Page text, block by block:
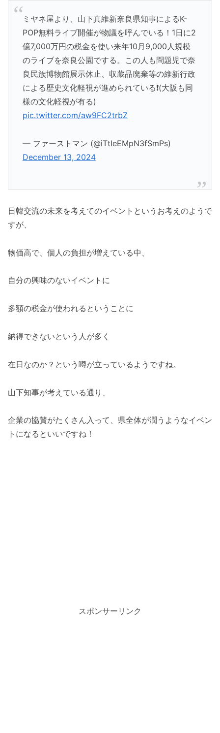
ミヤネ屋より、山下真維新奈良県知事によるK-
POP無料ライブ開催が物議を呼んでいる！1日に2
億7,000万円の税金を使い来年10月9,000人規模
のライブを奈良公園でする。この人も問題児で奈
良民族博物館展示休止、収蔵品廃棄等の維新行政
による歴史文化軽視が進められている❗(大阪も同
様の文化軽視が有る)
pic.twitter.com/aw9FC2trbZ
— ファーストマン (@iTtIeEMpN3fSmPs)
December 13, 2024
日韓交流の未来を考えてのイベントというお考えのようで
すが、
物価高で、個人の負担が増えている中、
自分の興味のないイベントに
多額の税金が使われるということに
納得できないという人が多く
在日なのか？という噂が立っているようですね。
山下知事が考えている通り、
企業の協賛がたくさん入って、県全体が潤うようなイベン
トになるといいですね！
スポンサーリンク